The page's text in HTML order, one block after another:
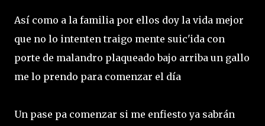
Así como a la familia por ellos doy la vida mejor
que no lo intenten traigo mente suic'ida con
porte de malandro plaqueado bajo arriba un gallo
me lo prendo para comenzar el día
Un pase pa comenzar si me enfiesto ya sabrán